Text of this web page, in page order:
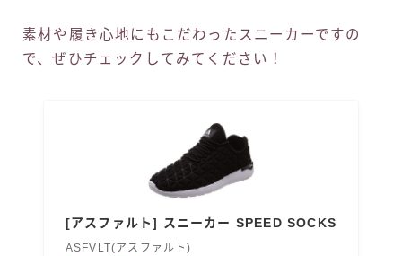
素材や履き心地にもこだわったスニーカーですの
で、ぜひチェックしてみてください！
[アスファルト] スニーカー SPEED SOCKS
ASFVLT(アスファルト)